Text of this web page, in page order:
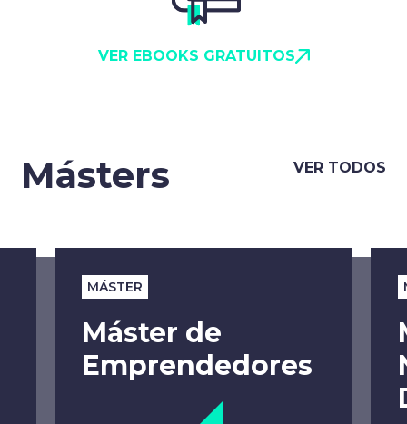
VER EBOOKS GRATUITOS
Másters VER TODOS
MÁSTER
Máster de
Emprendedores